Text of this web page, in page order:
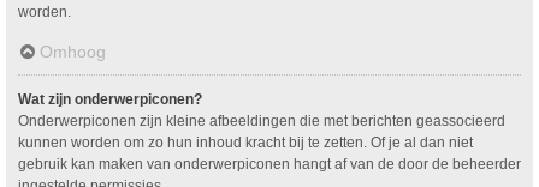
worden.
Omhoog
Wat zijn onderwerpiconen?
Onderwerpiconen zijn kleine afbeeldingen die met berichten geassocieerd
kunnen worden om zo hun inhoud kracht bij te zetten. Of je al dan niet
gebruik kan maken van onderwerpiconen hangt af van de door de beheerder